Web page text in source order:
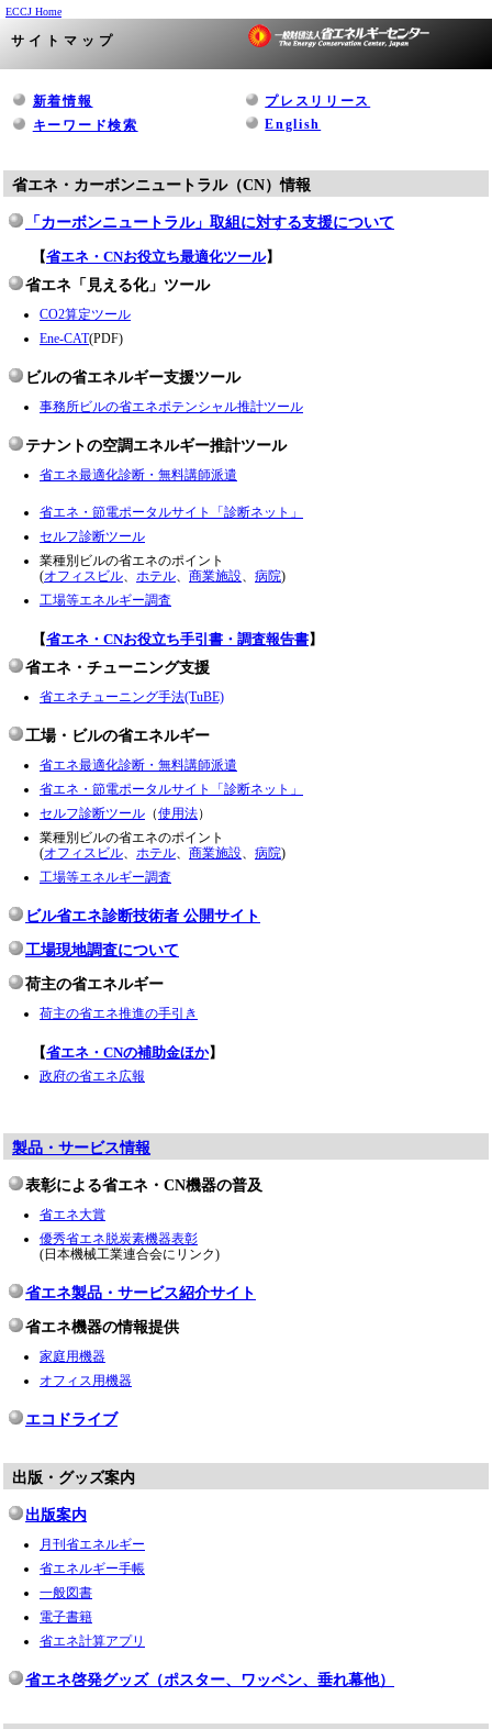
ECCJ Home
サイトマップ
新着情報
プレスリリース
キーワード検索
English
省エネ・カーボンニュートラル（CN）情報
「カーボンニュートラル」取組に対する支援について
【省エネ・CNお役立ち最適化ツール】
省エネ「見える化」ツール
CO2算定ツール
Ene-CAT(PDF)
ビルの省エネルギー支援ツール
事務所ビルの省エネポテンシャル推計ツール
テナントの空調エネルギー推計ツール
省エネ最適化診断・無料講師派遣
省エネ・節電ポータルサイト「診断ネット」
セルフ診断ツール
業種別ビルの省エネのポイント
(オフィスビル、 ホテル、 商業施設、 病院)
工場等エネルギー調査
【省エネ・CNお役立ち手引書・調査報告書】
省エネ・チューニング支援
省エネチューニング手法(TuBE)
工場・ビルの省エネルギー
省エネ最適化診断・無料講師派遣
省エネ・節電ポータルサイト「診断ネット」
セルフ診断ツール （使用法）
業種別ビルの省エネのポイント
(オフィスビル、 ホテル、 商業施設、 病院)
工場等エネルギー調査
ビル省エネ診断技術者 公開サイト
工場現地調査について
荷主の省エネルギー
荷主の省エネ推進の手引き
【省エネ・CNの補助金ほか】
政府の省エネ広報
製品・サービス情報
表彰による省エネ・CN機器の普及
省エネ大賞
優秀省エネ脱炭素機器表彰
(日本機械工業連合会にリンク)
省エネ製品・サービス紹介サイト
省エネ機器の情報提供
家庭用機器
オフィス用機器
エコドライブ
出版・グッズ案内
出版案内
月刊省エネルギー
省エネルギー手帳
一般図書
電子書籍
省エネ計算アプリ
省エネ啓発グッズ（ポスター、ワッペン、垂れ幕他）